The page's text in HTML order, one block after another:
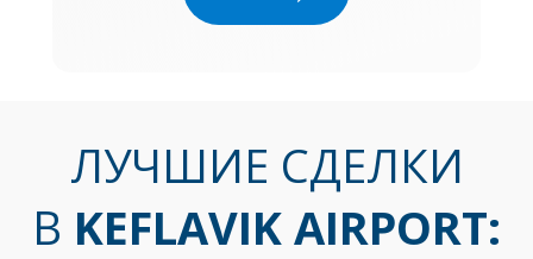
ЛУЧШИЕ СДЕЛКИ
В KEFLAVIK AIRPORT: